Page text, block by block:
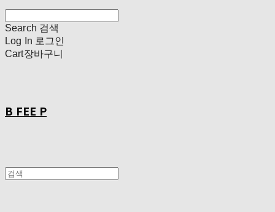
Search 검색
Log In 로그인
Cart장바구니
B FEE P